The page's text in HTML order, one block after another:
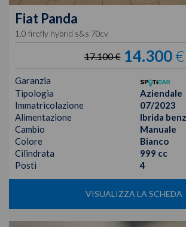
Fiat Panda
1.0 firefly hybrid s&s 70cv
17.100 € 14.300€
Garanzia
Tipologia
Aziendale
Immatricolazione
07/2023
Alimentazione
Ibrida
Cambio
Manuale
Colore
Bianco
Cilindrata
999 cc
Posti
4
VISUALIZZA LA SCHEDA